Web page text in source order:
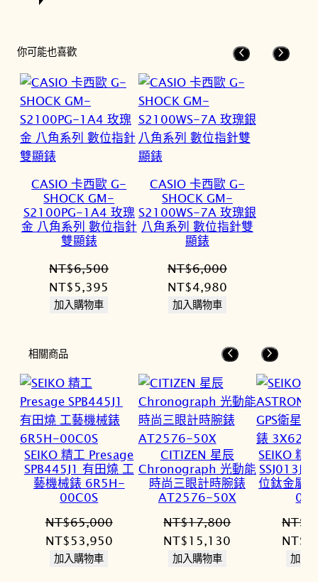
你可能也喜歡
CASIO 卡西歐 G-
SHOCK GM-
S2100PG-1A4 玫瑰
金 八角系列 數位指針
雙顯錶
NT$6,500
原
始
NT$6,500。
NT$5,395
加入購物車
CASIO 卡西歐 G-
SHOCK GM-
S2100WS-7A 玫瑰銀
八角系列 數位指針雙
顯錶
NT$6,000
原
始
NT$6,000。
NT$4,980目
NT$4,980。
加入購物車
相關商品
SEIKO 精工 Presage
SPB445J1 有田燒 工
藝機械錶 6R5H-
00C0S
NT$65,000
原
始
NT$53,950目
加入購物車
CITIZEN 星辰
Chronograph 光動能
時尚三眼計時腕錶
AT2576-50X
NT$17,800
原
始
NT$15,130
加入購物車
SEIKO 精
SSJ013J1
位鈦金屬
NT$
原
始
NT$
加入